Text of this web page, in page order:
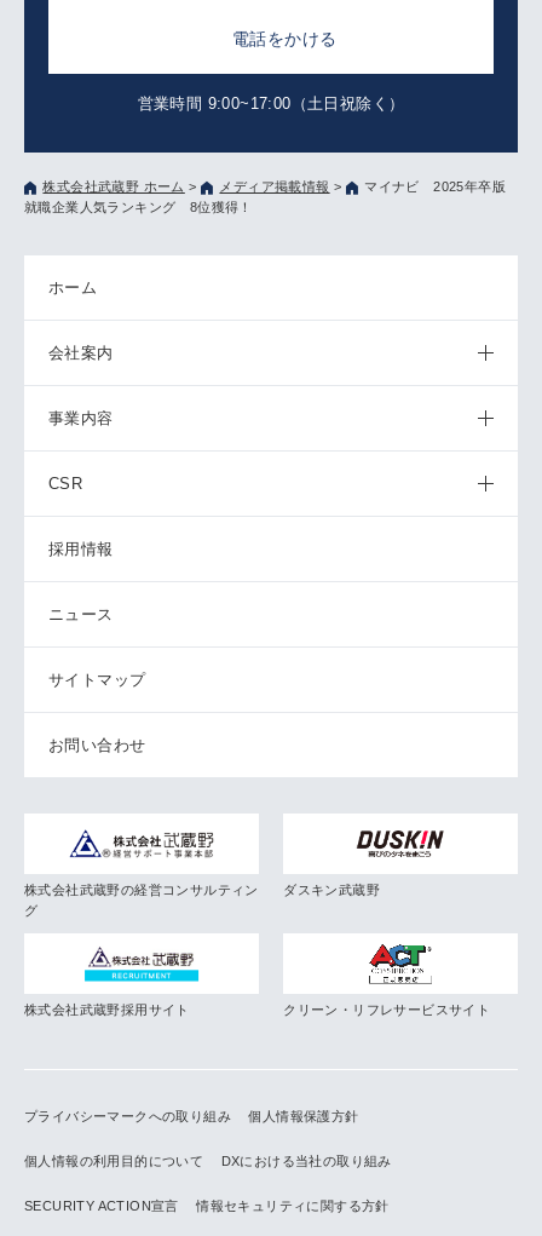
電話をかける
営業時間 9:00~17:00（土日祝除く）
株式会社武蔵野 ホーム > メディア掲載情報 >
マイナビ 2025年卒版
就職企業人気ランキング 8位獲得！
ホーム
会社案内
事業内容
CSR
採用情報
ニュース
サイトマップ
お問い合わせ
株式会社武蔵野の経営コンサルティン
グ
ダスキン武蔵野
株式会社武蔵野採用サイト クリーン・リフレサービスサイト
プライバシーマークへの取り組み 個人情報保護方針
個人情報の利用目的について DXにおける当社の取り組み
SECURITY ACTION宣言 情報セキュリティに関する方針